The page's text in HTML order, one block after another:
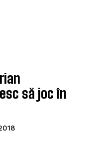
să joc în